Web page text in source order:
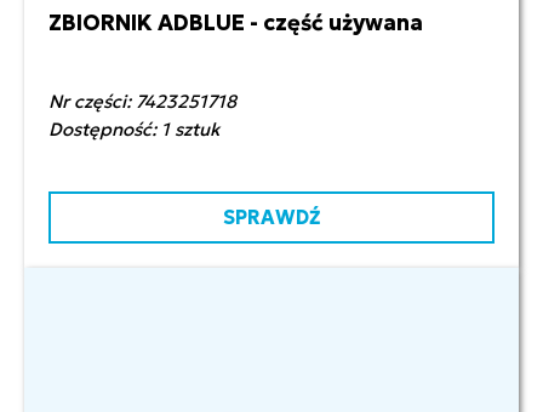
3 500,00 zł netto
ZBIORNIK ADBLUE - część używana
Nr części: 7423251718
Dostępność: 1 sztuk
SPRAWDŹ